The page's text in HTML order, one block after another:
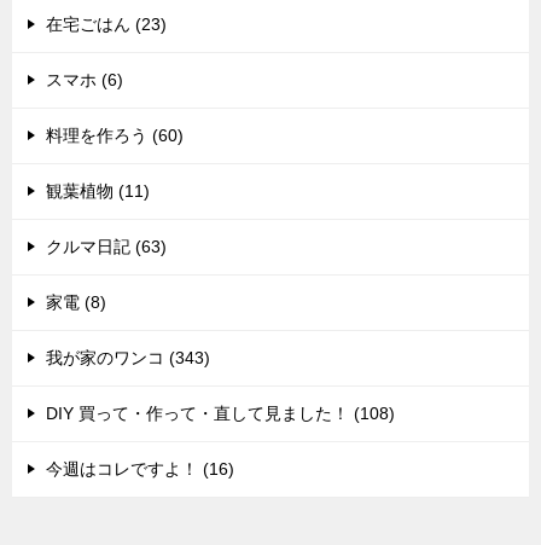
在宅ごはん (23)
スマホ (6)
料理を作ろう (60)
観葉植物 (11)
クルマ日記 (63)
家電 (8)
我が家のワンコ (343)
DIY 買って・作って・直して見ました！ (108)
今週はコレですよ！ (16)